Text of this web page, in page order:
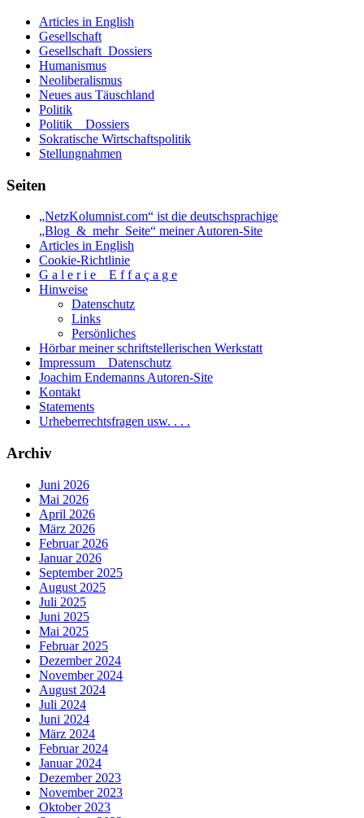
Articles in English
Gesellschaft
Gesellschaft_Dossiers
Humanismus
Neoliberalismus
Neues aus Täuschland
Politik
Politik _ Dossiers
Sokratische Wirtschaftspolitik
Stellungnahmen
Seiten
„NetzKolumnist.com“ ist die deutschsprachige
„Blog_&_mehr_Seite“ meiner Autoren-Site
Articles in English
Cookie-Richtlinie
G a l e r i e _ E f f a ç a g e
Hinweise
Datenschutz
Links
Persönliches
Hörbar meiner schriftstellerischen Werkstatt
Impressum _ Datenschutz
Joachim Endemanns Autoren-Site
Kontakt
Statements
Urheberrechtsfragen usw. . . .
Archiv
Juni 2026
Mai 2026
April 2026
März 2026
Februar 2026
Januar 2026
September 2025
August 2025
Juli 2025
Juni 2025
Mai 2025
Februar 2025
Dezember 2024
November 2024
August 2024
Juli 2024
Juni 2024
März 2024
Februar 2024
Januar 2024
Dezember 2023
November 2023
Oktober 2023